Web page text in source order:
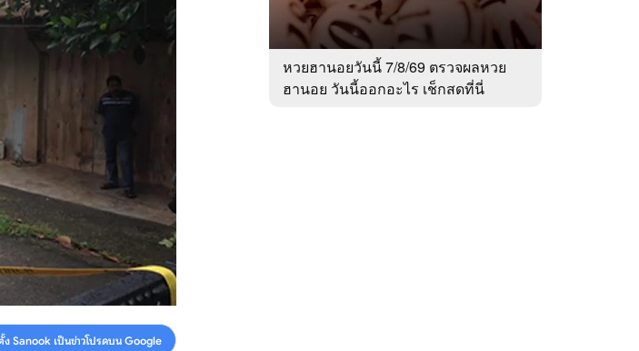
Thailand
Choice
Exclusive WeTV
นิยาย
ง Sanook เป็นข่าวโปรดบน Google
หวยฮานอยวันนี้ 7/8/69 ตรวจผลหวย
ฮานอย วันนี้ออกอะไร เช็กสดที่นี่